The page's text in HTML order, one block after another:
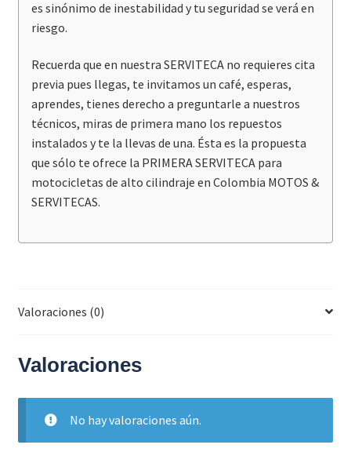
es sinónimo de inestabilidad y tu seguridad se verá en
riesgo.
Recuerda que en nuestra SERVITECA no requieres cita
previa pues llegas, te invitamos un café, esperas,
aprendes, tienes derecho a preguntarle a nuestros
técnicos, miras de primera mano los repuestos
instalados y te la llevas de una. Ésta es la propuesta
que sólo te ofrece la PRIMERA SERVITECA para
motocicletas de alto cilindraje en Colombia MOTOS &
SERVITECAS.
Valoraciones (0)
Valoraciones
No hay valoraciones aún.